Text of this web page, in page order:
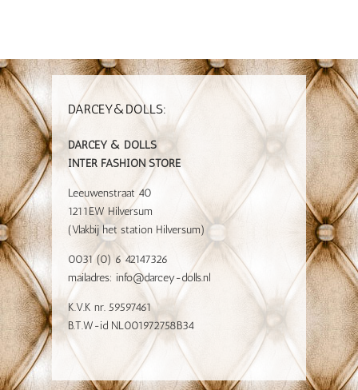
DARCEY&DOLLS:
DARCEY & DOLLS
INTER FASHION STORE
Leeuwenstraat 40
1211EW Hilversum
(Vlakbij het station Hilversum)
0031 (0) 6 42147326
mailadres: info@darcey-dolls.nl
K.V.K nr. 59597461
B.T.W-id NL001972758B34